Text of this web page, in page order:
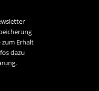
zum Erhalt
dazu
.